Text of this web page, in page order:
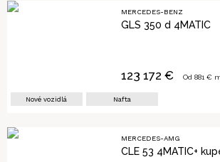
MERCEDES-BENZ
GLS 350 d 4MATIC
Nové vozidlá Nafta
123 172 € Od 881 €
MERCEDES-AMG
CLE 53 4MATIC+